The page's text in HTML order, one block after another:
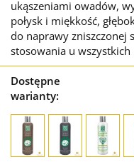
ukąszeniami owadów,
połysk i miękkość,
do naprawy zniszczonej
stosowania u wszystkich
Dostępne
warianty: